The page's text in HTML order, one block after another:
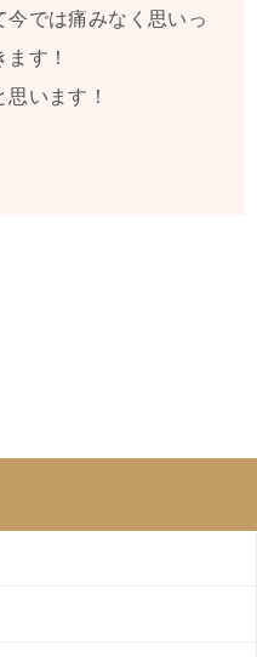
では痛みなく思いっ
す！
います！